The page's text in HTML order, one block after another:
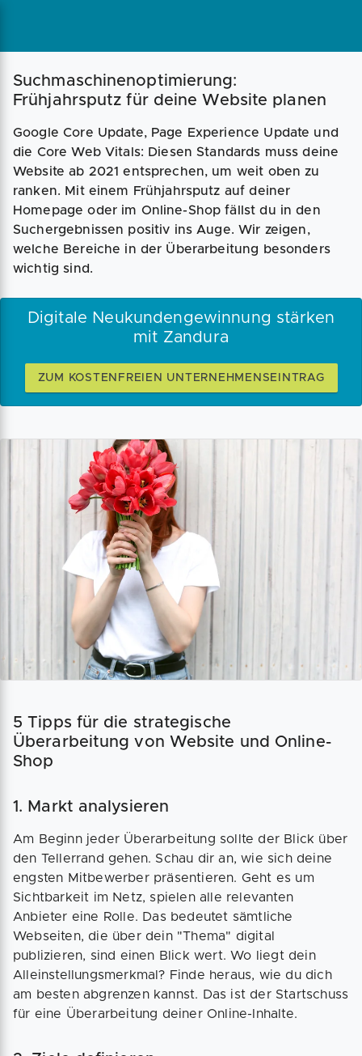
Magazin Businessplan Fördermittel
Suchmaschinenoptimierung:
Frühjahrsputz für deine Website planen
Google Core Update, Page Experience Update und
die Core Web Vitals: Diesen Standards muss deine
Website ab 2021 entsprechen, um weit oben zu
ranken. Mit einem Frühjahrsputz auf deiner
Homepage oder im Online-Shop fällst du in den
Suchergebnissen positiv ins Auge. Wir zeigen,
welche Bereiche in der Überarbeitung besonders
wichtig sind.
Digitale Neukundengewinnung stärken
mit Zandura
ZUM KOSTENFREIEN UNTERNEHMENSEINTRAG
5 Tipps für die strategische
Überarbeitung von Website und Online-
Shop
1. Markt analysieren
Am Beginn jeder Überarbeitung sollte der Blick über
den Tellerrand gehen. Schau dir an, wie sich deine
engsten Mitbewerber präsentieren. Geht es um
Sichtbarkeit im Netz, spielen alle relevanten
Anbieter eine Rolle. Das bedeutet sämtliche
Webseiten, die über dein "Thema" digital
publizieren, sind einen Blick wert. Wo liegt dein
Alleinstellungsmerkmal? Finde heraus, wie du dich
am besten abgrenzen kannst. Das ist der Startschuss
für eine Überarbeitung deiner Online-Inhalte.